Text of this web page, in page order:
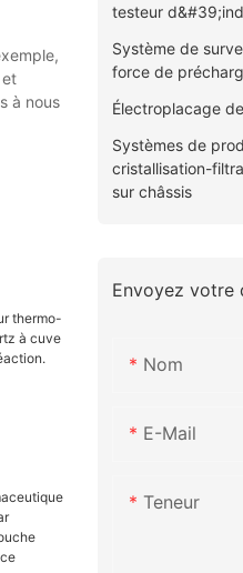
à nous
testeur
Système de
force de
Électroplacage
Systèmes de
cristallisation-
sur châssis
Envoyez votre
Nom
E-Mail
Teneur